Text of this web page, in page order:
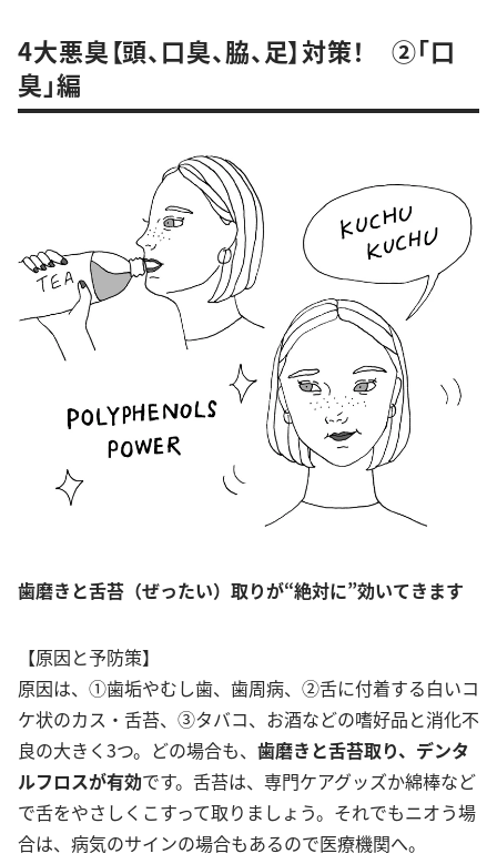
4大悪臭【頭、口臭、脇、足】対策！ ②「口
臭」編
歯磨きと舌苔（ぜったい）取りが“絶対に”効いてきます
【原因と予防策】
原因は、①歯垢やむし歯、歯周病、②舌に付着する白いコ
ケ状のカス・舌苔、③タバコ、お酒などの嗜好品と消化不
良の大きく3つ。どの場合も、 歯磨きと舌苔取り、デンタ
ルフロスが有効です。舌苔は、専門ケアグッズか綿棒など
で舌をやさしくこすって取りましょう。それでもニオう場
合は、病気のサインの場合もあるので医療機関へ。